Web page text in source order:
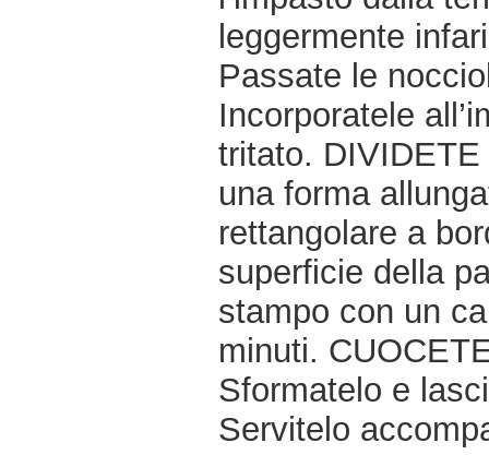
leggermente
Passate le
Incorporatele
tritato. DIVIDETE
una forma
rettangolare a
superficie della
stampo con un
minuti.
Sformatelo e
Servitelo